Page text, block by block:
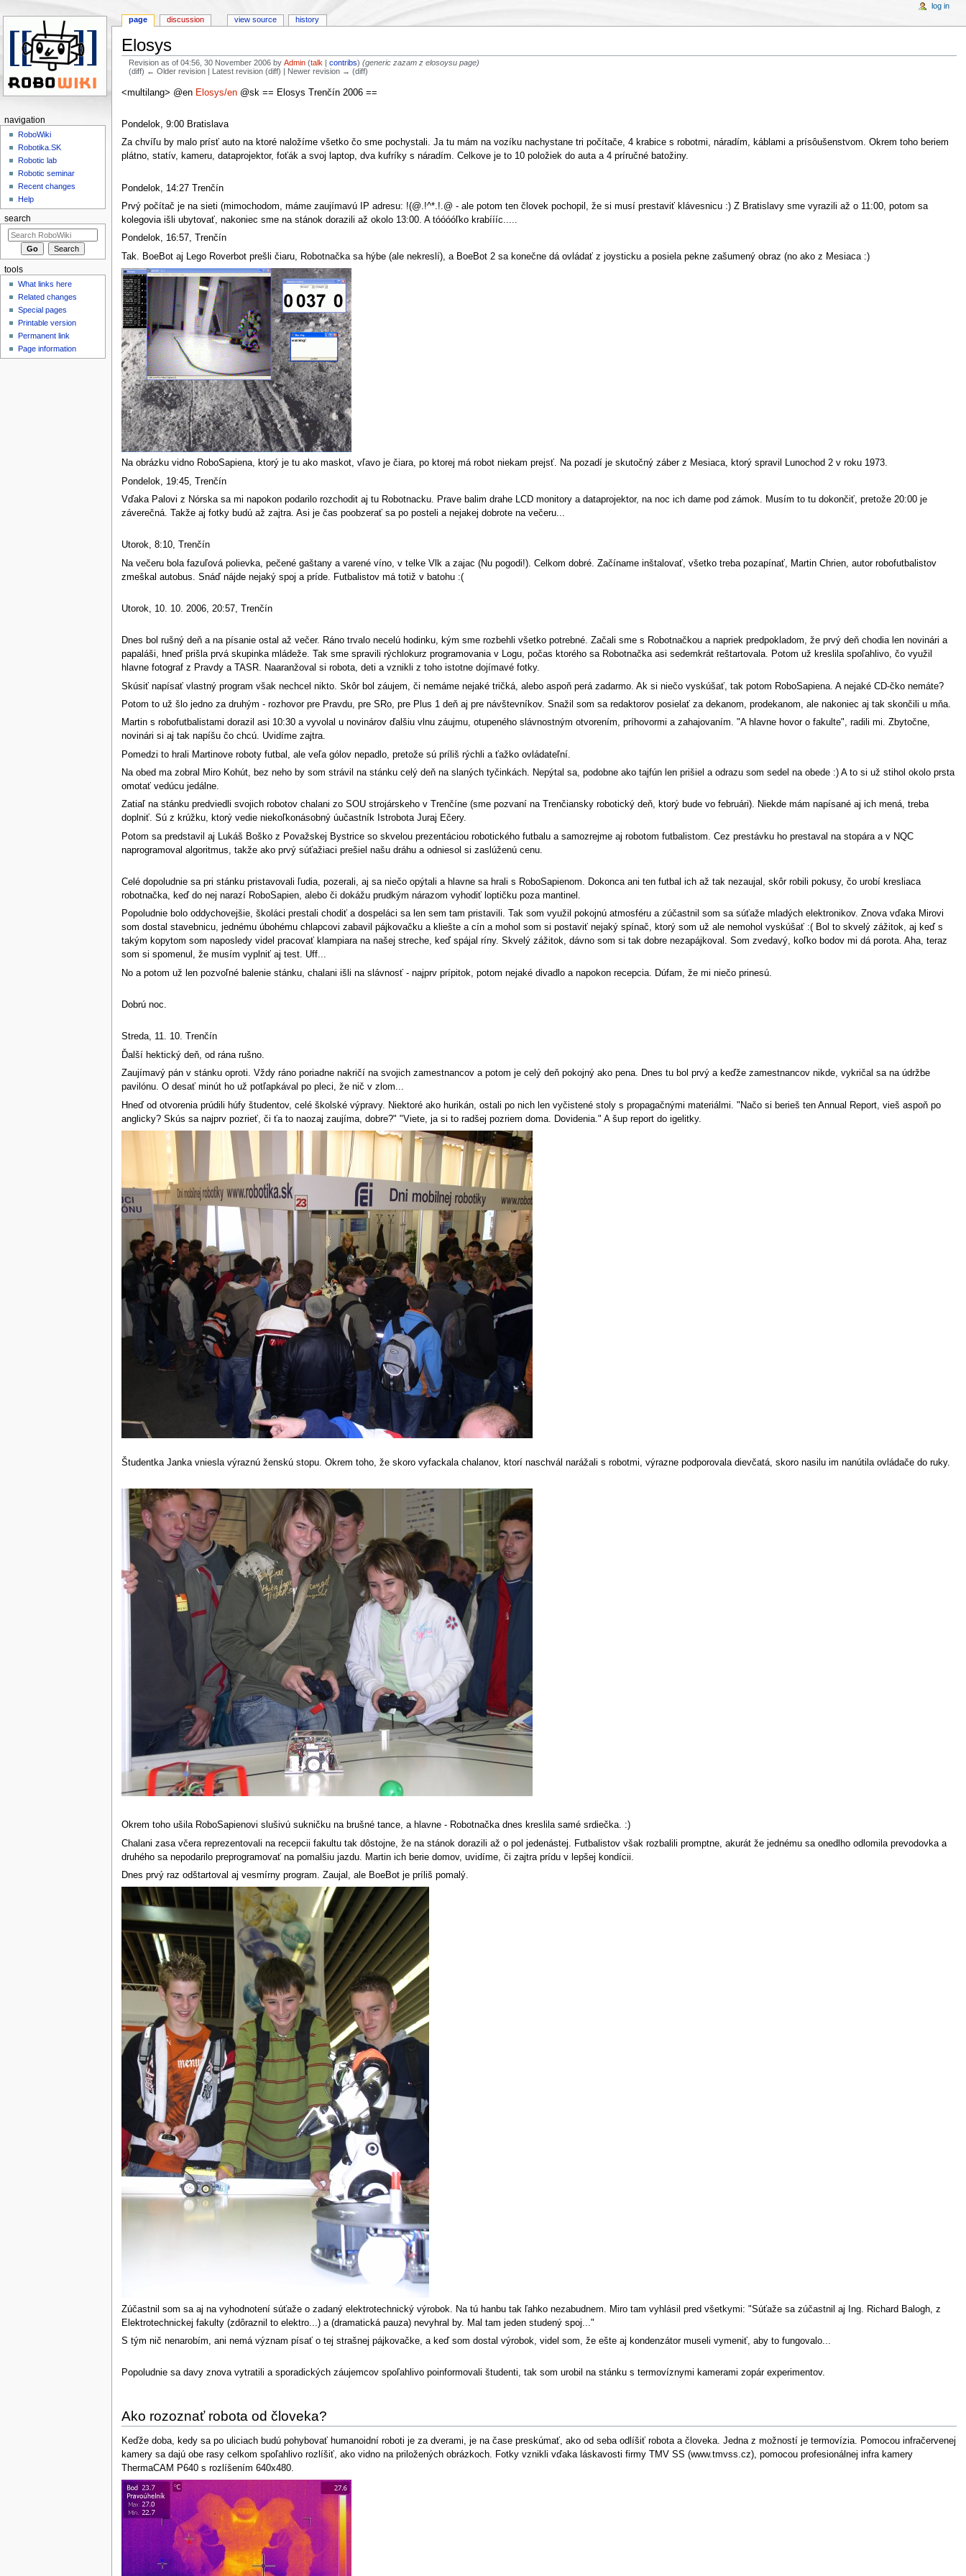
Elosys
Revision as of 04:56, 30 November 2006 byAdmin (talk |contribs) (generic zazam z elosoysu page)
(diff) ← Older revision | Latest revision (diff) | Newer revision → (diff)
<multilang> @en Elosys/en@sk == Elosys Trenčín 2006 ==
Pondelok, 9:00 Bratislava
Za chvíľu by malo prísť auto na ktoré naložíme všetko čo sme pochystali. Ja tu mám na vozíku nachystane tri počítače, 4 krabice s robotmi, náradím, káblami a prísôušenstvom. Okrem toho beriem
plátno, statív, kameru, dataprojektor, foťák a svoj laptop, dva kufríky s náradím. Celkove je to 10 položiek do auta a 4 príručné batožiny.
Pondelok, 14:27 Trenčín
Prvý počítač je na sieti (mimochodom, máme zaujímavú IP adresu: !(@.!^*.!.@ - ale potom ten človek pochopil, že si musí prestaviť klávesnicu :) Z Bratislavy sme vyrazili až o 11:00, potom sa
kolegovia išli ubytovať, nakoniec sme na stánok dorazili až okolo 13:00. A tóóóóľko krabíííc.....
Pondelok, 16:57, Trenčín
Tak. BoeBot aj Lego Roverbot prešli čiaru, Robotnačka sa hýbe (ale nekreslí), a BoeBot 2 sa konečne dá ovládať z joysticku a posiela pekne zašumený obraz (no ako z Mesiaca :)
Na obrázku vidno RoboSapiena, ktorý je tu ako maskot, vľavo je čiara, po ktorej má robot niekam prejsť. Na pozadí je skutočný záber z Mesiaca, ktorý spravil Lunochod 2 v roku 1973.
Pondelok, 19:45, Trenčín
Vďaka Palovi z Nórska sa mi napokon podarilo rozchodit aj tu Robotnacku. Prave balim drahe LCD monitory a dataprojektor, na noc ich dame pod zámok. Musím to tu dokončiť, pretože 20:00 je
záverečná. Takže aj fotky budú až zajtra. Asi je čas poobzerať sa po posteli a nejakej dobrote na večeru...
Utorok, 8:10, Trenčín
Na večeru bola fazuľová polievka, pečené gaštany a varené víno, v telke Vlk a zajac (Nu pogodi!). Celkom dobré. Začíname inštalovať, všetko treba pozapínať, Martin Chrien, autor robofutbalistov
zmeškal autobus. Snáď nájde nejaký spoj a príde. Futbalistov má totiž v batohu :(
Utorok, 10. 10. 2006, 20:57, Trenčín
Dnes bol rušný deň a na písanie ostal až večer. Ráno trvalo necelú hodinku, kým sme rozbehli všetko potrebné. Začali sme s Robotnačkou a napriek predpokladom, že prvý deň chodia len novinári a
papaláši, hneď prišla prvá skupinka mládeže. Tak sme spravili rýchlokurz programovania v Logu, počas ktorého sa Robotnačka asi sedemkrát reštartovala. Potom už kreslila spoľahlivo, čo využil
hlavne fotograf z Pravdy a TASR. Naaranžoval si robota, deti a vznikli z toho istotne dojímavé fotky.
Skúsiť napísať vlastný program však nechcel nikto. Skôr bol záujem, či nemáme nejaké tričká, alebo aspoň perá zadarmo. Ak si niečo vyskúšať, tak potom RoboSapiena. A nejaké CD-čko nemáte?
Potom to už šlo jedno za druhým - rozhovor pre Pravdu, pre SRo, pre Plus 1 deň aj pre návštevníkov. Snažil som sa redaktorov posielať za dekanom, prodekanom, ale nakoniec aj tak skončili u mňa.
Martin s robofutbalistami dorazil asi 10:30 a vyvolal u novinárov ďalšiu vlnu záujmu, otupeného slávnostným otvorením, príhovormi a zahajovaním. "A hlavne hovor o fakulte", radili mi. Zbytočne,
novinári si aj tak napíšu čo chcú. Uvidíme zajtra.
Pomedzi to hrali Martinove roboty futbal, ale veľa gólov nepadlo, pretože sú príliš rýchli a ťažko ovládateľní.
Na obed ma zobral Miro Kohút, bez neho by som strávil na stánku celý deň na slaných tyčinkách. Nepýtal sa, podobne ako tajfún len prišiel a odrazu som sedel na obede :) A to si už stihol okolo prsta
omotať vedúcu jedálne.
Zatiaľ na stánku predviedli svojich robotov chalani zo SOU strojárskeho v Trenčíne (sme pozvaní na Trenčiansky robotický deň, ktorý bude vo februári). Niekde mám napísané aj ich mená, treba
doplniť. Sú z krúžku, ktorý vedie niekoľkonásobný úučastník Istrobota Juraj Ečery.
Potom sa predstavil aj Lukáš Boško z Považskej Bystrice so skvelou prezentáciou robotického futbalu a samozrejme aj robotom futbalistom. Cez prestávku ho prestaval na stopára a v NQC
naprogramoval algoritmus, takže ako prvý súťažiaci prešiel našu dráhu a odniesol si zaslúženú cenu.
Celé dopoludnie sa pri stánku pristavovali ľudia, pozerali, aj sa niečo opýtali a hlavne sa hrali s RoboSapienom. Dokonca ani ten futbal ich až tak nezaujal, skôr robili pokusy, čo urobí kresliaca
robotnačka, keď do nej narazí RoboSapien, alebo či dokážu prudkým nárazom vyhodiť loptičku poza mantinel.
Popoludnie bolo oddychovejšie, školáci prestali chodiť a dospeláci sa len sem tam pristavili. Tak som využil pokojnú atmosféru a zúčastnil som sa súťaže mladých elektronikov. Znova vďaka Mirovi
som dostal stavebnicu, jednému úbohému chlapcovi zabavil pájkovačku a kliešte a cín a mohol som si postaviť nejaký spínač, ktorý som už ale nemohol vyskúšať :( Bol to skvelý zážitok, aj keď s
takým kopytom som naposledy videl pracovať klampiara na našej streche, keď spájal ríny. Skvelý zážitok, dávno som si tak dobre nezapájkoval. Som zvedavý, koľko bodov mi dá porota. Aha, teraz
som si spomenul, že musím vyplniť aj test. Uff...
No a potom už len pozvoľné balenie stánku, chalani išli na slávnosť - najprv prípitok, potom nejaké divadlo a napokon recepcia. Dúfam, že mi niečo prinesú.
Dobrú noc.
Streda, 11. 10. Trenčín
Ďalší hektický deň, od rána rušno.
Zaujímavý pán v stánku oproti. Vždy ráno poriadne nakričí na svojich zamestnancov a potom je celý deň pokojný ako pena. Dnes tu bol prvý a keďže zamestnancov nikde, vykričal sa na údržbe
pavilónu. O desať minút ho už potľapkával po pleci, že nič v zlom...
Hneď od otvorenia prúdili húfy študentov, celé školské výpravy. Niektoré ako hurikán, ostali po nich len vyčistené stoly s propagačnými materiálmi. "Načo si berieš ten Annual Report, vieš aspoň po
anglicky? Skús sa najprv pozrieť, či ťa to naozaj zaujíma, dobre?" "Viete, ja si to radšej pozriem doma. Dovidenia." A šup report do igelitky.
Študentka Janka vniesla výraznú ženskú stopu. Okrem toho, že skoro vyfackala chalanov, ktorí naschvál narážali s robotmi, výrazne podporovala dievčatá, skoro nasilu im nanútila ovládače do ruky.
Okrem toho ušila RoboSapienovi slušivú sukničku na brušné tance, a hlavne - Robotnačka dnes kreslila samé srdiečka. :)
Chalani zasa včera reprezentovali na recepcii fakultu tak dôstojne, že na stánok dorazili až o pol jedenástej. Futbalistov však rozbalili promptne, akurát že jednému sa onedlho odlomila prevodovka a
druhého sa nepodarilo preprogramovať na pomalšiu jazdu. Martin ich berie domov, uvidíme, či zajtra prídu v lepšej kondícii.
Dnes prvý raz odštartoval aj vesmírny program. Zaujal, ale BoeBot je príliš pomalý.
Zúčastnil som sa aj na vyhodnotení súťaže o zadaný elektrotechnický výrobok. Na tú hanbu tak ľahko nezabudnem. Miro tam vyhlásil pred všetkymi: "Súťaže sa zúčastnil aj Ing. Richard Balogh, z
Elektrotechnickej fakulty (zdôraznil to elektro...) a (dramatická pauza) nevyhral by. Mal tam jeden studený spoj..."
S tým nič nenarobím, ani nemá význam písať o tej strašnej pájkovačke, a keď som dostal výrobok, videl som, že ešte aj kondenzátor museli vymeniť, aby to fungovalo...
Popoludnie sa davy znova vytratili a sporadických záujemcov spoľahlivo poinformovali študenti, tak som urobil na stánku s termovíznymi kamerami zopár experimentov.
Ako rozoznať robota od človeka?
Keďže doba, kedy sa po uliciach budú pohybovať humanoidní roboti je za dverami, je na čase preskúmať, ako od seba odlíšiť robota a človeka. Jedna z možností je termovízia. Pomocou infračervenej
kamery sa dajú obe rasy celkom spoľahlivo rozlíšiť, ako vidno na priložených obrázkoch. Fotky vznikli vďaka láskavosti firmy TMV SS (www.tmvss.cz), pomocou profesionálnej infra kamery
ThermaCAM P640 s rozlíšením 640x480.
page discussion view source history
log in
navigation
RoboWiki
Robotika.SK
Robotic lab
Robotic seminar
Recent changes
Help
search
tools
What links here
Related changes
Special pages
Printable version
Permanent link
Page information